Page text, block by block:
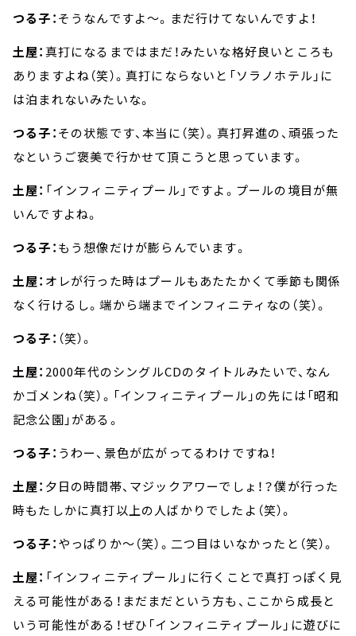
つる子：そうなんですよ～。まだ行けてないんですよ！
土屋：真打になるまではまだ！みたいな格好良いところも
ありますよね（笑）。真打にならないと「ソラノホテル」に
は泊まれないみたいな。
つる子：その状態です、本当に（笑）。真打昇進の、頑張った
なというご褒美で行かせて頂こうと思っています。
土屋： 「インフィニティプール」ですよ。プールの境目が無
いんですよね。
つる子：もう想像だけが膨らんでいます。
土屋： オレが行った時はプールもあたたかくて季節も関係
なく行けるし。端から端までインフィニティなの（笑）。
つる子： （笑）。
土屋： 2000年代のシングルCDのタイトルみたいで、なん
かゴメンね（笑）。「インフィニティプール」の先には「昭和
記念公園」がある。
つる子： うわー、景色が広がってるわけですね！
土屋： 夕日の時間帯、マジックアワーでしょ！？僕が行った
時もたしかに真打以上の人ばかりでしたよ（笑）。
つる子：やっぱりか～（笑）。二つ目はいなかったと（笑）。
土屋： 「インフィニティプール」に行くことで真打っぽく見
える可能性がある！まだまだという方も、ここから成長と
いう可能性がある！ぜひ「インフィニティプール」に遊びに